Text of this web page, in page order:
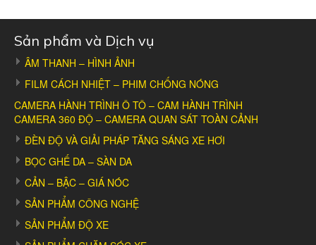
Sản phẩm và Dịch vụ
ÂM THANH – HÌNH ẢNH
FILM CÁCH NHIỆT – PHIM CHỐNG NÓNG
CAMERA HÀNH TRÌNH Ô TÔ – CAM HÀNH TRÌNH
CAMERA 360 ĐỘ – CAMERA QUAN SÁT TOÀN CẢNH
ĐÈN ĐỘ VÀ GIẢI PHÁP TĂNG SÁNG XE HƠI
BỌC GHẾ DA – SÀN DA
CẢN – BẬC – GIÁ NÓC
SẢN PHẨM CÔNG NGHỆ
SẢN PHẨM ĐỘ XE